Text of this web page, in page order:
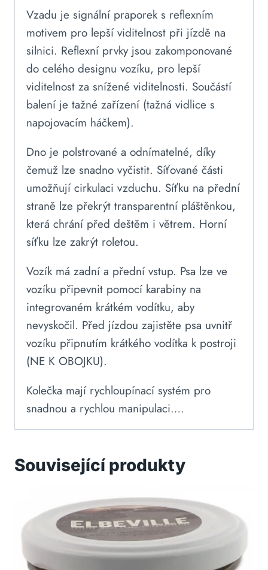
Vzadu je signální praporek s reflexním
motivem pro lepší viditelnost při jízdě na
silnici. Reflexní prvky jsou zakomponované
do celého designu vozíku, pro lepší
viditelnost za snížené viditelnosti. Součástí
balení je tažné zařízení (tažná vidlice s
napojovacím háčkem).
Dno je polstrované a odnímatelné, díky
čemuž lze snadno vyčistit. Síťované části
umožňují cirkulaci vzduchu. Síťku na přední
straně lze překrýt transparentní pláštěnkou,
která chrání před deštěm i větrem. Horní
síťku lze zakrýt roletou.
Vozík má zadní a přední vstup. Psa lze ve
vozíku připevnit pomocí karabiny na
integrovaném krátkém vodítku, aby
nevyskočil. Před jízdou zajistěte psa uvnitř
vozíku připnutím krátkého vodítka k postroji
(NE K OBOJKU).
Kolečka mají rychloupínací systém pro
snadnou a rychlou manipulaci….
Související produkty